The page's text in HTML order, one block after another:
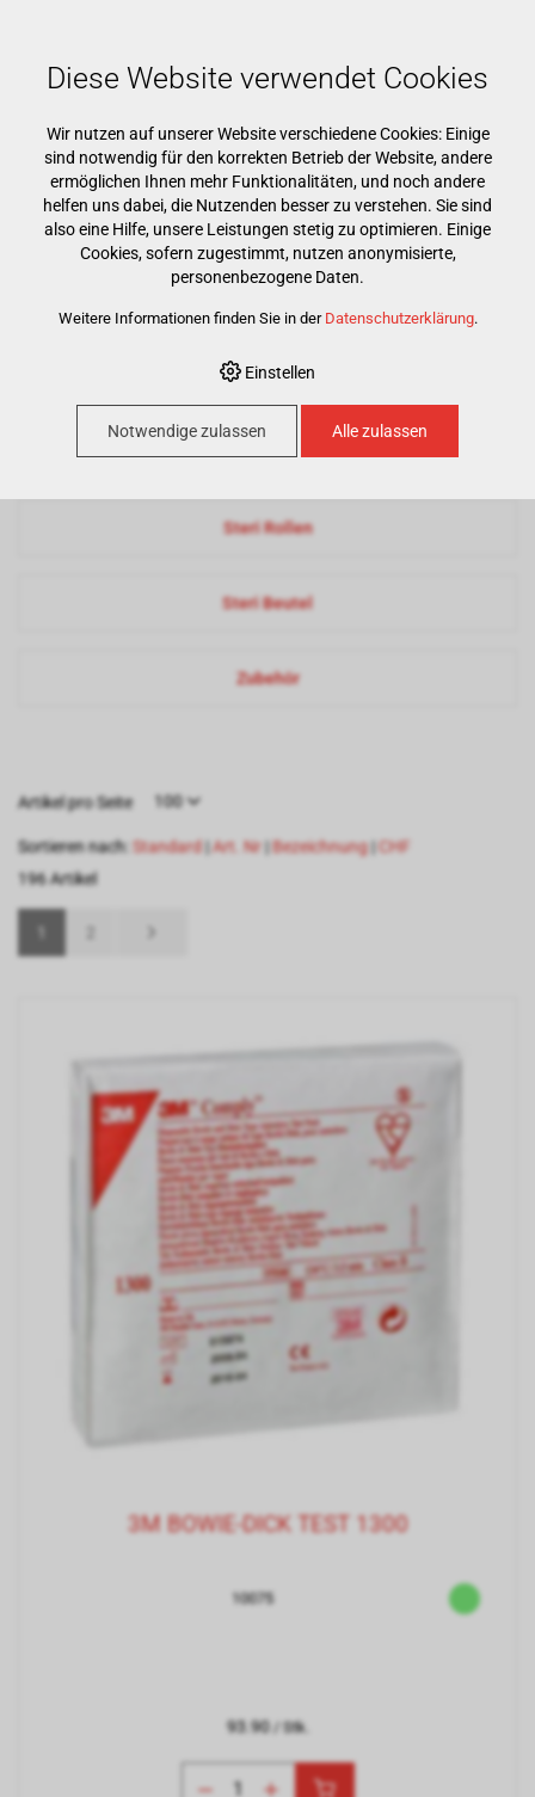
E-SHOP › PRAXIS› STERILISATION
Sterilisation
Kontrolle & Indikatoren
Steri Rollen
Steri Beutel
Zubehör
Artikel pro Seite 100
Sortieren nach: Standard |Art. Nr Bezeichnung| CHF
196 Artikel
3M BOWIE-DICK TEST 1300
10075
93.90/ Stk.
Diese Website verwendet Cookies
Wir nutzen auf unserer Website verschiedene Cookies: Einige
sind notwendig für den korrekten Betrieb der Website, andere
ermöglichen Ihnen mehr Funktionalitäten, und noch andere
helfen uns dabei, die Nutzenden besser zu verstehen. Sie sind
also eine Hilfe, unsere Leistungen stetig zu optimieren. Einige
Cookies, sofern zugestimmt, nutzen anonymisierte,
personenbezogene Daten.
Weitere Informationen finden Sie in der Datenschutzerklärung.
Einstellen
Notwendige zulassen Alle zulassen